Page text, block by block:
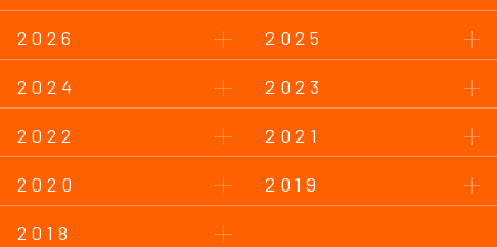
2026
2025
2024
2023
2022
2021
2020
2019
2018